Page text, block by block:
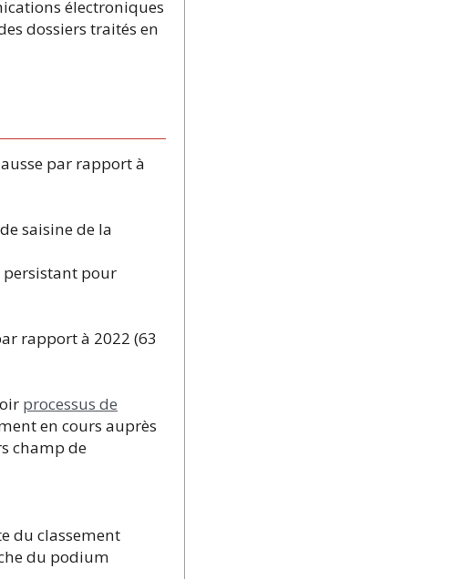
électroniques
dossiers traités en
par rapport à
saisine de la
persistant pour
rapport à 2022 (63
processus de
en cours auprès
champ de
du classement
du podium